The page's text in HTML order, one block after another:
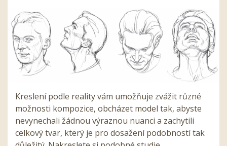
Kreslení podle reality vám umožňuje zvážit různé
možnosti kompozice, obcházet model tak, abyste
nevynechali žádnou výraznou nuanci a zachytili
celkový tvar, který je pro dosažení podobností tak